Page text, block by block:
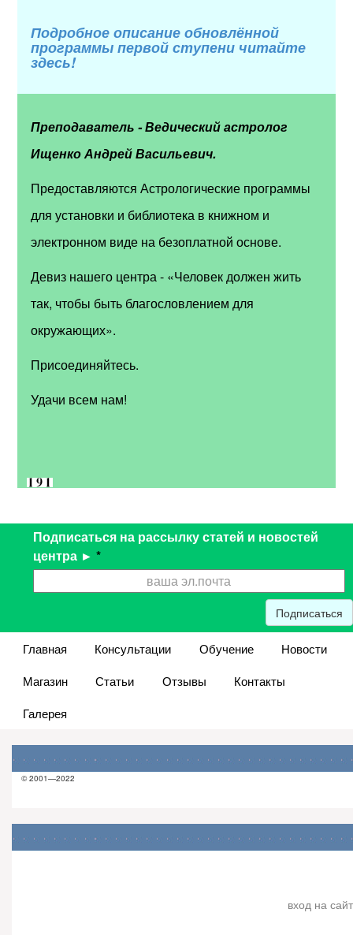
Подробное описание обновлённой
программы первой ступени читайте
здесь!
Преподаватель - Ведический астролог
Ищенко Андрей Васильевич.
Предоставляются Астрологические программы
для установки и библиотека в книжном и
электронном виде на безоплатной основе.
Девиз нашего центра - «Человек должен жить
так, чтобы быть благословлением для
окружающих».
Присоединяйтесь.
Удачи всем нам!
Подписаться на рассылку статей и новостей
центра ► *
Подписаться
Главная Консультации Обучение
Новости
Магазин
Статьи Отзывы
Контакты
Галерея
© 2001—2022
вход на сайт